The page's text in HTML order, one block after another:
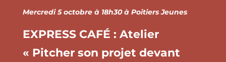
Mercredi 5 octobre à 18h30 à Poitiers Jeunes
EXPRESS CAFÉ : Atelier
« Pitcher son projet devant